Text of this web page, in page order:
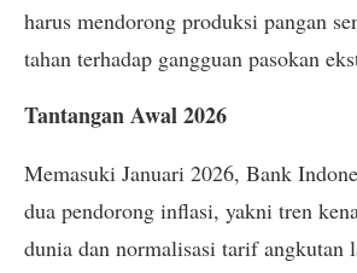
harus mendorong produksi pangan
tahan terhadap gangguan pasokan
Tantangan Awal 2026
Memasuki Januari 2026, Bank
dua pendorong inflasi, yakni tren
dunia dan normalisasi tarif angkutan